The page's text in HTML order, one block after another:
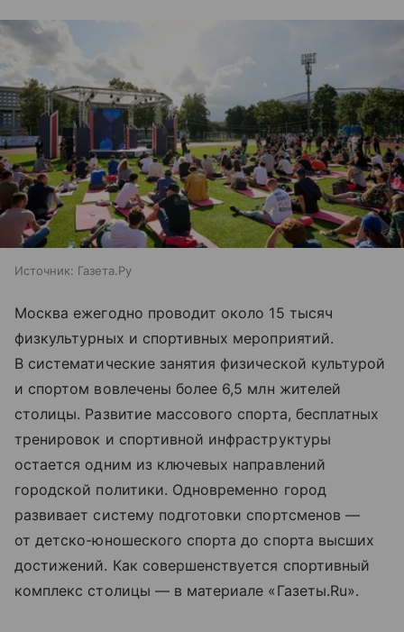
Источник: Газета.Ру
Москва ежегодно проводит около 15 тысяч
физкультурных и спортивных мероприятий.
В систематические занятия физической культурой
и спортом вовлечены более 6,5 млн жителей
столицы. Развитие массового спорта, бесплатных
тренировок и спортивной инфраструктуры
остается одним из ключевых направлений
городской политики. Одновременно город
развивает систему подготовки спортсменов —
от детско-юношеского спорта до спорта высших
достижений. Как совершенствуется спортивный
комплекс столицы — в материале «Газеты.Ru».